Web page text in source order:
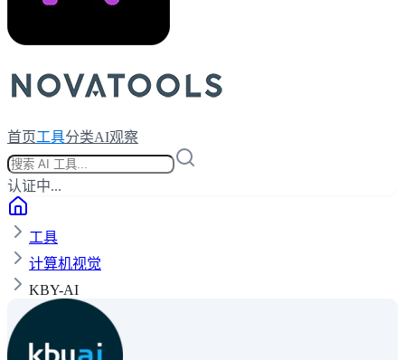
首页工具分类AI观察
认证中...
工具
计算机视觉
KBY-AI